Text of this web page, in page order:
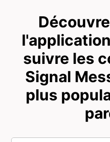
suivre les
Signal
plus